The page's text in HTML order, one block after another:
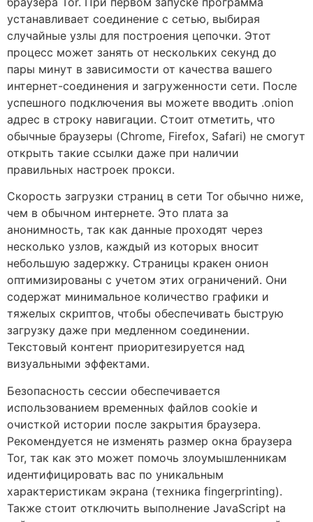
устанавливает соединение с сетью, выбирая
случайные узлы для построения цепочки. Этот
процесс может занять от нескольких секунд до
пары минут в зависимости от качества вашего
интернет-соединения и загруженности сети. После
успешного подключения вы можете вводить .onion
адрес в строку навигации. Стоит отметить, что
обычные браузеры (Chrome, Firefox, Safari) не смогут
открыть такие ссылки даже при наличии
правильных настроек прокси.
Скорость загрузки страниц в сети Tor обычно ниже,
чем в обычном интернете. Это плата за
анонимность, так как данные проходят через
несколько узлов, каждый из которых вносит
небольшую задержку. Страницы кракен онион
оптимизированы с учетом этих ограничений. Они
содержат минимальное количество графики и
тяжелых скриптов, чтобы обеспечивать быструю
загрузку даже при медленном соединении.
Текстовый контент приоритезируется над
визуальными эффектами.
Безопасность сессии обеспечивается
использованием временных файлов cookie и
очисткой истории после закрытия браузера.
Рекомендуется не изменять размер окна браузера
Tor, так как это может помочь злоумышленникам
идентифицировать вас по уникальным
характеристикам экрана (техника fingerprinting).
Также стоит отключить выполнение JavaScript на